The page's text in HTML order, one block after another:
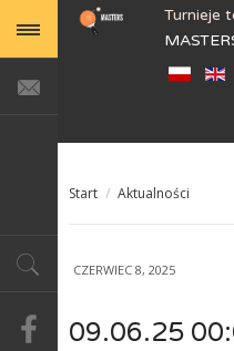
Turnieje
Start / Aktualności
CZERWIEC 8, 2025
09.06.25